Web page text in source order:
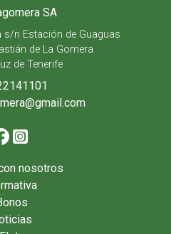
SA
s/n Estación de Guaguas
de La Gomera
de Tenerife
nosotros